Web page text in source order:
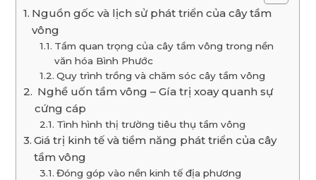
Nguồn gốc và lịch sử phát triển của cây tầm
vông
Tầm quan trọng của cây tầm vông trong nền
văn hóa Bình Phước
Quy trình trồng và chăm sóc cây tầm vông
Nghề uốn tầm vông – Gía trị xoay quanh sự
cứng cáp
Tình hình thị trường tiêu thụ tầm vông
Giá trị kinh tế và tiềm năng phát triển của cây
tầm vông
Đóng góp vào nền kinh tế địa phương